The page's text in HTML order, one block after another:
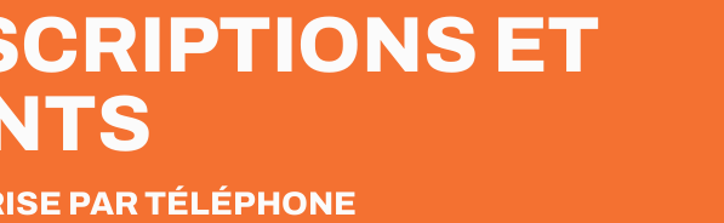
ET
PAR TÉLÉPHONE